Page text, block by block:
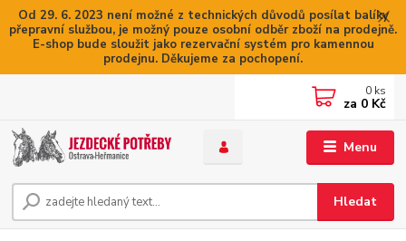
Od 29. 6. 2023 není možné z technických důvodů posílat balíky
přepravní službou, je možný pouze osobní odběr zboží na prodejně.
E-shop bude sloužit jako rezervační systém pro kamennou
prodejnu. Děkujeme za pochopení.
Menu
Hledat
0 ks
za 0 Kč